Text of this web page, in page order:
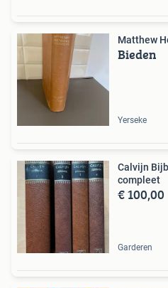
Matthew
Bieden
Yerseke
Calvijn
compleet
€ 100,00
Garderen